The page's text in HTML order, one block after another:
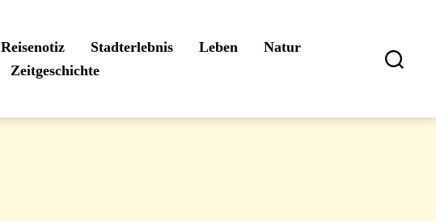
Reisenotiz Stadterlebnis Leben
Natur
Zeitgeschichte